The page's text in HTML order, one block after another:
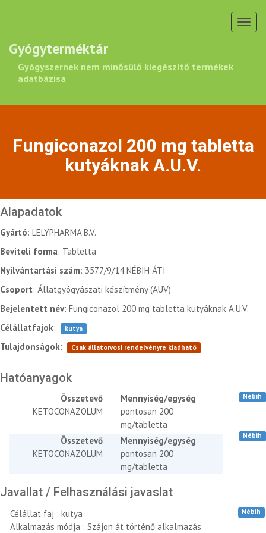
Gyógyterméktár
Gyógyszernek nem minősülő kiegészítő termékek
adatbázisa
Fungiconazol 200 mg tabletta
kutyáknak A.U.V.
Alapadatok
Gyártó: LELYPHARMA B.V.
Beviteli forma: Tabletta
Nyilvántartási szám: 3577/9/14 NÉBIH ÁTI
Csoport: Állatgyógyászati készítmény (AUV)
Bejelentett név: Fungiconazol 200 mg tabletta kutyáknak A.U.V.
Célállatfajok: kutya
Tulajdonságok: Csak állatorvosi rendelvényre kiadható
Hatóanyagok
Összetevő
Mennyiség/egység
KETOCONAZOLUM
pontosan 200
mg/tabletta
Nébih
Összetevő
Mennyiség/egység
KETOCONAZOLUM
pontosan 200
mg/tabletta
Nébih
Javallat / Felhasználási javaslat
Célállat faj : kutya
Alkalmazás módja : Szájon át történő alkalmazás
Nébih